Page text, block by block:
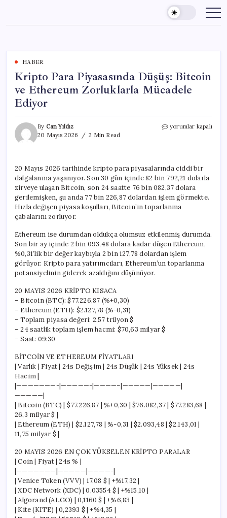
content
HABER
Kripto Para Piyasasında Düşüş: Bitcoin
ve Ethereum Zorluklarla Mücadele
Ediyor
By Can Yıldız
20 Mayıs 2026
2 Min Read
Kripto
ve
Ethereum
Zorluklarla
Mücadele
Ediyor
yorumlar kapalı
20 Mayıs 2026 tarihinde kripto para piyasalarında ciddi bir
dalgalanma yaşanıyor. Son 30 gün içinde 82 bin 792,21 dolarla
zirveye ulaşan Bitcoin, son 24 saatte 76 bin 082,37 dolara
gerilemişken, şu anda 77 bin 226,87 dolardan işlem görmekte.
Hızla değişen piyasa koşulları, Bitcoin’in toparlanma
çabalarını zorluyor.
Ethereum ise durumdan oldukça olumsuz etkilenmiş durumda.
Son bir ay içinde 2 bin 093,48 dolara kadar düşen Ethereum,
%0,31’lik bir değer kaybıyla 2 bin 127,78 dolardan işlem
görüyor. Kripto para yatırımcıları, Ethereum’un toparlanma
potansiyelinin giderek azaldığını düşünüyor.
20 MAYIS 2026 KRİPTO KISACA
– Bitcoin (BTC): $77.226,87 (%+0,30)
– Ethereum (ETH): $2.127,78 (%-0,31)
– Toplam piyasa değeri: 2,57 trilyon $
– 24 saatlik toplam işlem hacmi: $70,63 milyar $
– Saat: 09:30
BİTCOİN VE ETHEREUM FİYATLARI
| Varlık | Fiyat | 24s Değişim | 24s Düşük | 24s Yüksek | 24s
Hacim |
|———————-|—————-|————–|—————|—————|
—————|
| Bitcoin (BTC) | $77.226,87 | %+0,30 | $76.082,37 | $77.283,68 |
26,3 milyar $ |
| Ethereum (ETH) | $2.127,78 | %-0,31 | $2.093,48 | $2.143,01 |
11,75 milyar $ |
20 MAYIS 2026 EN ÇOK YÜKSELEN KRİPTO PARALAR
| Coin | Fiyat | 24s % |
|———————|—————|————-|
| Venice Token (VVV) | 17,08 $ | +%17,32 |
| XDC Network (XDC) | 0,03554 $ | +%15,10 |
| Algorand (ALGO) | 0,1160 $ | +%6,83 |
| Kite (KITE) | 0,2393 $ | +%4,35 |